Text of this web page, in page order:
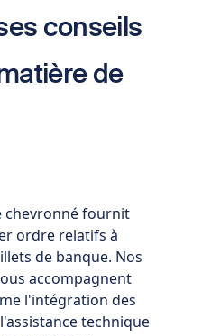
conseils
de
chevronné fournit
ordre relatifs à
de banque. Nos
accompagnent
l'intégration des
technique